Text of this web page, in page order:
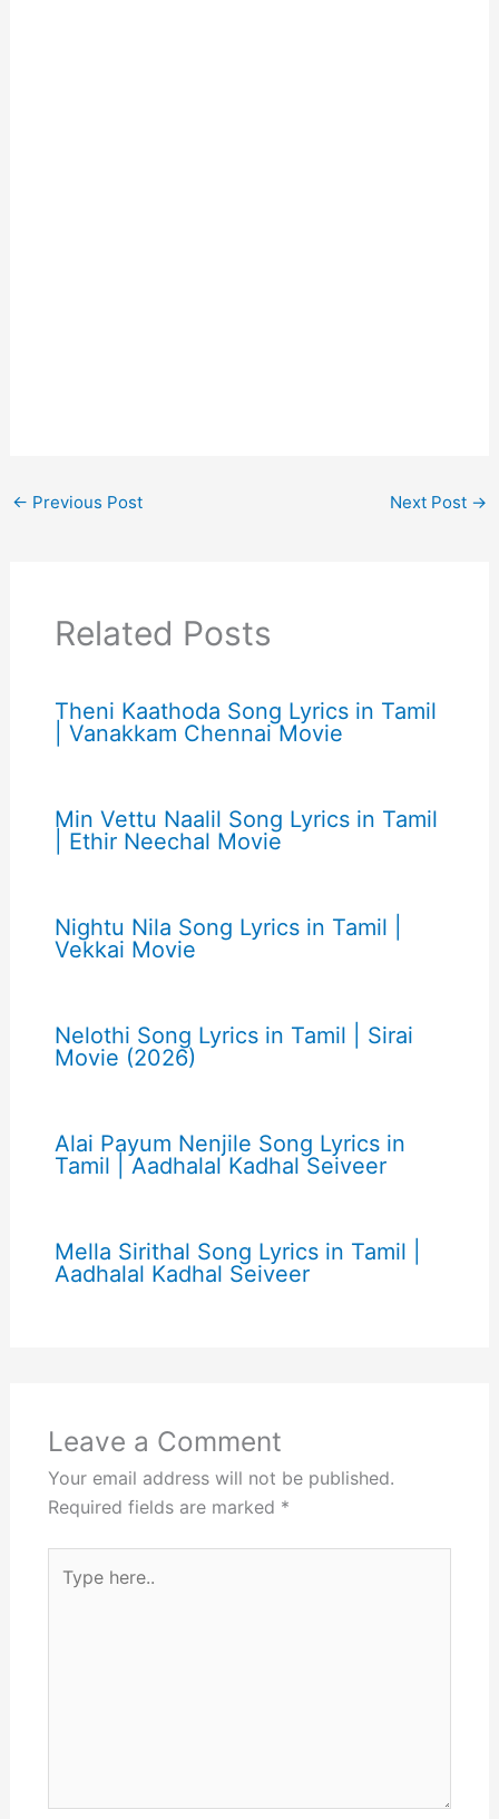
← Previous Post Next Post →
Related Posts
Theni Kaathoda Song Lyrics in Tamil
| Vanakkam Chennai Movie
Min Vettu Naalil Song Lyrics in Tamil
| Ethir Neechal Movie
Nightu Nila Song Lyrics in Tamil |
Vekkai Movie
Nelothi Song Lyrics in Tamil | Sirai
Movie (2026)
Alai Payum Nenjile Song Lyrics in
Tamil | Aadhalal Kadhal Seiveer
Mella Sirithal Song Lyrics in Tamil |
Aadhalal Kadhal Seiveer
Leave a Comment
Your email address will not be published.
Required fields are marked *
here..